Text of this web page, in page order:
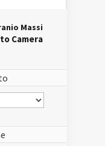
Massi
Camera